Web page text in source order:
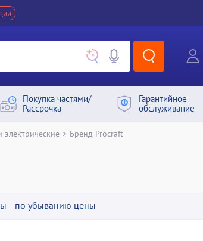
Покупка частями/
Рассрочка
Гарантийное
обслуживание
электрические > Бренд Procraft
по убыванию цены